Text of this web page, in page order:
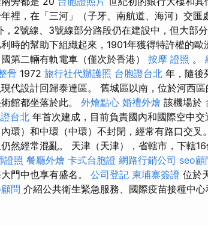
裡，在「三河」（子牙、南航道、海河）交
，2號線、3號線部分路段仍在建設中，但大部
時的幫助下組織起來，1901年獲得特許權的
第二輛有軌電車（僅次於香港） 按摩 證照 。
骨 1972 旅行社代辦護照 台胞證台北 年，隨後
代設計回歸泰達區。 舊城區以南，位於河西區
館都坐落於此。 外燴點心 婚禮外燴 該機場於
台北 年首次建成，目前負責國內和國際空中交
環）和中環（中環）不封閉，經常有路口交叉
然經常混亂。 天津（天津），省轄市，下轄
證照 餐廳外燴 卡式台胞證 網路行銷公司 seo顧
門中也享有盛名。 公司登記 柬埔寨簽證 位於
問 介紹公共衛生緊急服務、國際疫苗接種中心